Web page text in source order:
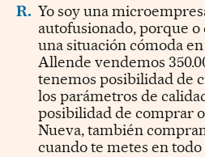
R. Yo soy una
autofusionado, porque o
una situación cómoda
Allende vendemos
tenemos posibilidad de
los parámetros de
posibilidad de comprar
Nueva, también
cuando te metes en